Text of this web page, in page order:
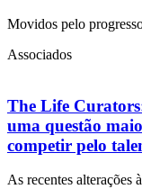
Movidos pelo
Associados
The Life
uma questão
competir pelo
As recentes